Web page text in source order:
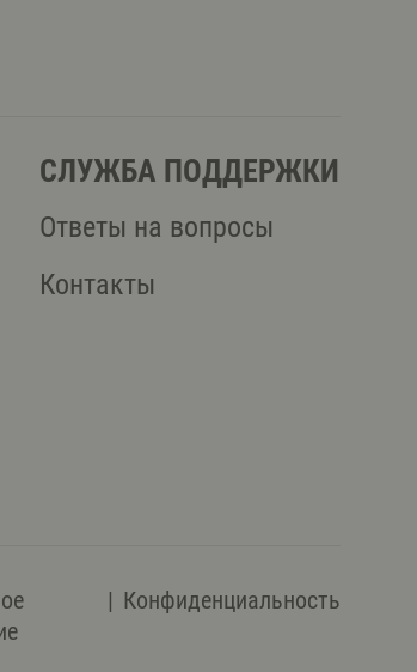
СЛУЖБА ПОДДЕРЖКИ
Ответы на вопросы
Контакты
Конфиденциальность